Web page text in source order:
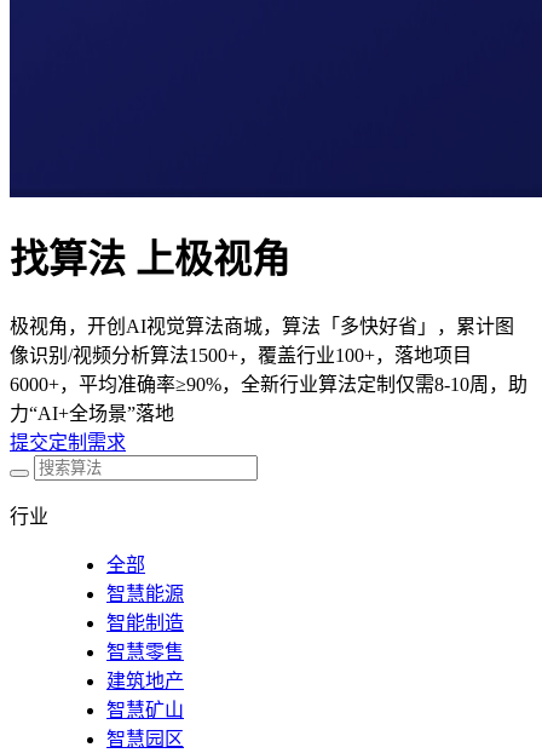
找算法 上极视角
极视角，开创AI视觉算法商城，算法「多快好省」，累计图
像识别/视频分析算法1500+，覆盖行业100+，落地项目
6000+，平均准确率≥90%，全新行业算法定制仅需8-10周，助
力“AI+全场景”落地
提交定制需求
行业
全部
智慧能源
智能制造
智慧零售
建筑地产
智慧矿山
智慧园区